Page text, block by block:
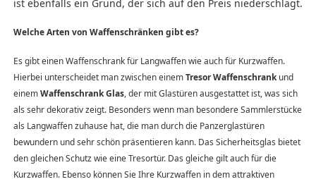
ist ebenfalls ein Grund, der sich auf den Preis niederschlägt.
Welche Arten von Waffenschränken gibt es?
Es gibt einen Waffenschrank für Langwaffen wie auch für Kurzwaffen.
Hierbei unterscheidet man zwischen einemTresor Waffenschrankund
einemWaffenschrank Glas, der mit Glastüren ausgestattet ist, was sich
als sehr dekorativ zeigt. Besonders wenn man besondere Sammlerstücke
als Langwaffen zuhause hat, die man durch die Panzerglastüren
bewundern und sehr schön präsentieren kann. Das Sicherheitsglas bietet
den gleichen Schutz wie eine Tresortür. Das gleiche gilt auch für die
Kurzwaffen. Ebenso können Sie Ihre Kurzwaffen in dem attraktiven